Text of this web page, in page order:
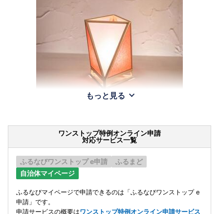
もっと見る
ワンストップ特例オンライン申請
対応サービス一覧
ふるなびワンストップ e申請
ふるまど
自治体マイページ
ふるなびマイページで申請できるのは「ふるなびワンストップ e
申請」です。
申請サービスの概要はワンストップ特例オンライン申請サービス